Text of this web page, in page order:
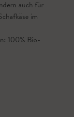
auch für
im
100% Bio-